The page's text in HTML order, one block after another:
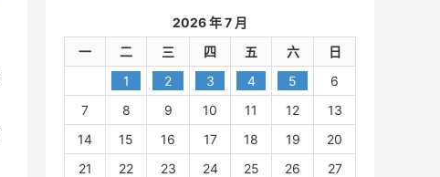
2026 年 7 月
一
二 三 四 五 六
日
1
2 3 4 5
6
7
8 9 10 11 12
13
14
15 16 17 18 19
20
21
22 23 24 25 26
27